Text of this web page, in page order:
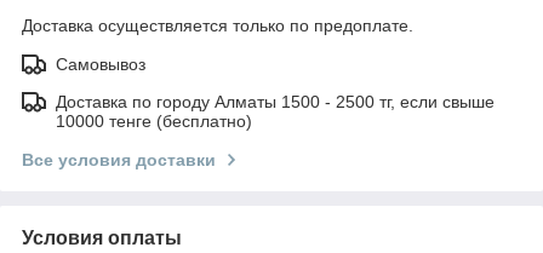
Доставка осуществляется только по предоплате.
Самовывоз
Доставка по городу Алматы 1500 - 2500 тг, если свыше
10000 тенге (бесплатно)
Все условия доставки
Условия оплаты